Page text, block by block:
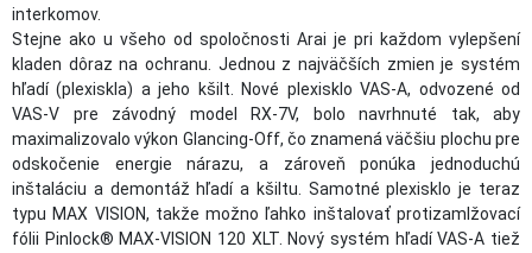
interkomov.
Stejne ako u všeho od spoločnosti Arai je pri každom vylepšení
kladen dôraz na ochranu. Jednou z najväčších zmien je systém
hľadí (plexiskla) a jeho kšilt. Nové plexisklo VAS-A, odvozené od
VAS-V pre závodný model RX-7V, bolo navrhnuté tak, aby
maximalizovalo výkon Glancing-Off, čo znamená väčšiu plochu pre
odskočenie energie nárazu, a zároveň ponúka jednoduchú
inštaláciu a demontáž hľadí a kšiltu. Samotné plexisklo je teraz
typu MAX VISION, takže možno ľahko inštalovať protizamlžovací
fólii Pinlock® MAX-VISION 120 XLT. Nový systém hľadí VAS-A tiež